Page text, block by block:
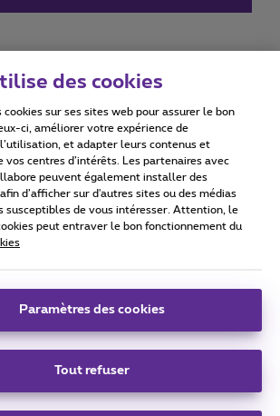
Accessibility statement
© 2026 Proximus
info consommateur
II 27 - B-1030 Bruxelles.
Solutions
des cookies
cookies sur ses sites web pour assurer le bon
ci, améliorer votre expérience de
et adapter leurs contenus et
vos centres d’intérêts. Les partenaires avec
peuvent également installer des
d’afficher sur d'autres sites ou des médias
susceptibles de vous intéresser. Attention, le
peut entraver le bon fonctionnement du
Paramètres des cookies
Tout refuser